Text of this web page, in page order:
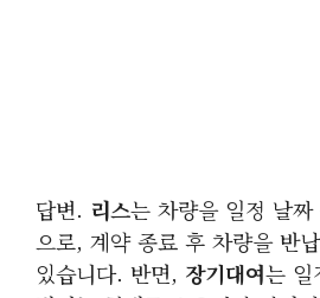
답변. 리스는 차량을 일정 날
으로, 계약 종료 후 차량을 반
있습니다. 반면, 장기대여는 일